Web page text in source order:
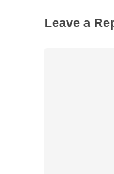
Leave a